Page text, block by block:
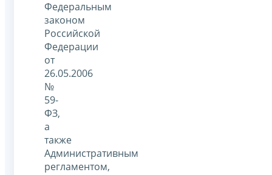
Федеральным
законом
Российской
Федерации
от
26.05.2006
№
59-
ФЗ,
а
также
Административным
регламентом,